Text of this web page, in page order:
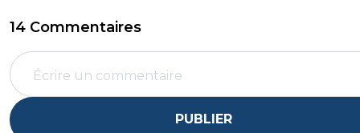
14 Commentaires
PUBLIER